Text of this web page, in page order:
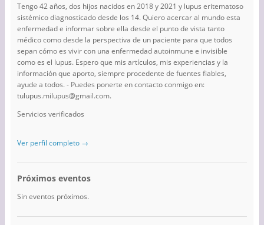
Tengo 42 años, dos hijos nacidos en 2018 y 2021 y lupus eritematoso
sistémico diagnosticado desde los 14. Quiero acercar al mundo esta
enfermedad e informar sobre ella desde el punto de vista tanto
médico como desde la perspectiva de un paciente para que todos
sepan cómo es vivir con una enfermedad autoinmune e invisible
como es el lupus. Espero que mis artículos, mis experiencias y la
información que aporto, siempre procedente de fuentes fiables,
ayude a todos. - Puedes ponerte en contacto conmigo en:
tulupus.milupus@gmail.com.
Servicios verificados
Ver perfil completo →
Próximos eventos
Sin eventos próximos.